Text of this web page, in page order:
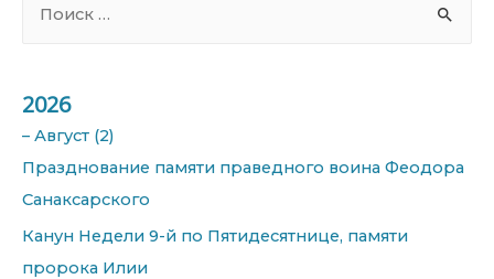
r
h
f
2026
– Август (2)
Празднование памяти праведного воина Феодора
Санаксарского
Канун Недели 9-й по Пятидесятнице, памяти
пророка Илии